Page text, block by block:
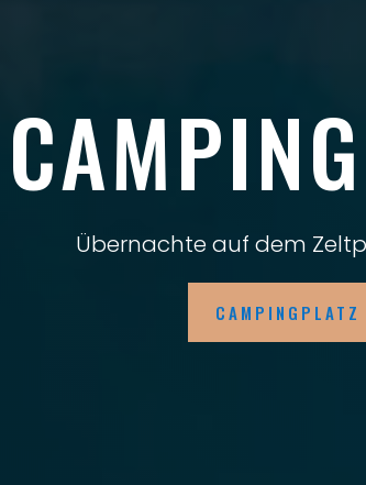
Übernachte auf dem
CAMPINGPLATZ